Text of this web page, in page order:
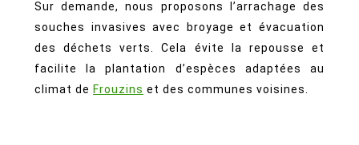
Sur demande, nous proposons l’arrachage des
souches invasives avec broyage et évacuation
des déchets verts. Cela évite la repousse et
facilite la plantation d’espèces adaptées au
climat de Frouzins et des communes voisines.